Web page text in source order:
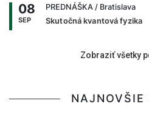
08
SEP
PREDNÁŠKA / Bratislava
Skutočná kvantová fyzika
Zobraziť všetky
NAJNOVŠIE